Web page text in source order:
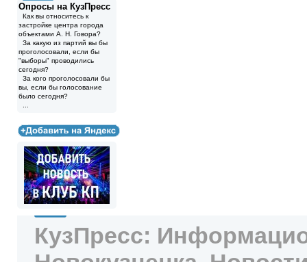
Опросы на КузПресс
Как вы относитесь к
застройке центра города
объектами А. Н. Говора?
За какую из партий вы бы
проголосовали, если бы
"выборы" проводились
сегодня?
За кого проголосовали бы
вы, если бы голосование
было сегодня?
КузПресс: